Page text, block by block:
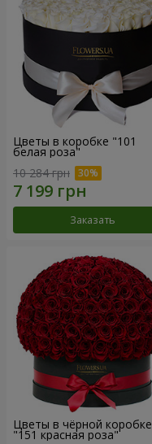
Цветы в коробке "101
белая роза"
10 284 грн
Заказать
Цветы в чёрной коробке
"151 красная роза"